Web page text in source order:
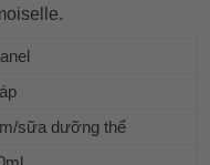
sữa dưỡng thể